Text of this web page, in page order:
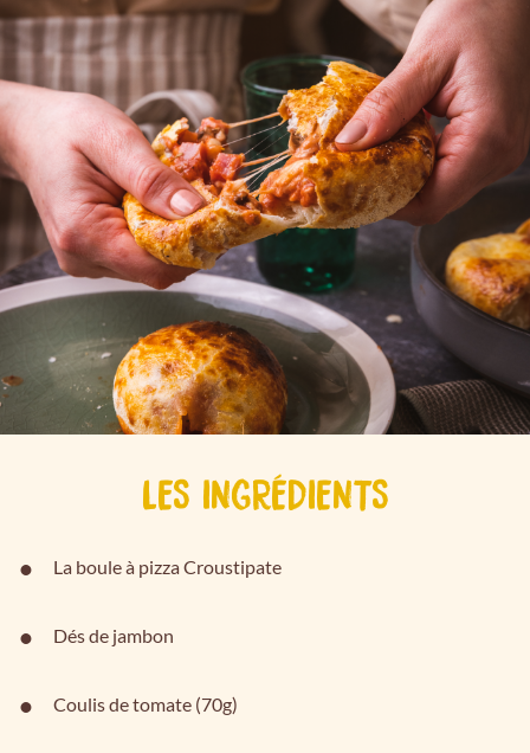
LES INGRÉDIENTS
La boule à pizza Croustipate
Dés de jambon
Coulis de tomate (70g)